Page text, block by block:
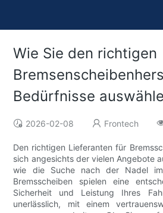
Wie Sie den richtigen
Bedürfnisse
2026-02-08 Frontech
Den richtigen Lieferanten für
sich angesichts der vielen Angebote
wie die Suche nach der Nadel im
Bremsscheiben spielen eine
Sicherheit und Leistung Ihres
unerlässlich, mit einem